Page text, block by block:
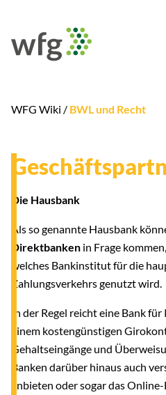
WFG Wiki / BWL und Recht
Die Hausbank
Als so genannte Hausbank
Direktbanken in Frage
welches Bankinstitut für die
Zahlungsverkehrs genutzt wird.
In der Regel reicht eine Bank
einem kostengünstigen
Gehaltseingänge und
Banken darüber hinaus auch
anbieten oder sogar das